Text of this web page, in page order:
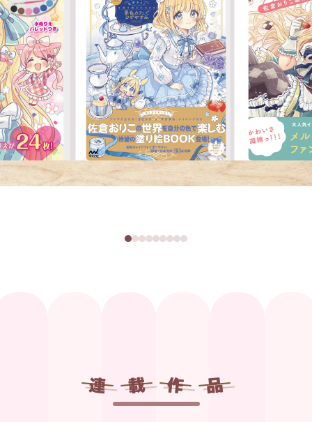
連 載 作 品